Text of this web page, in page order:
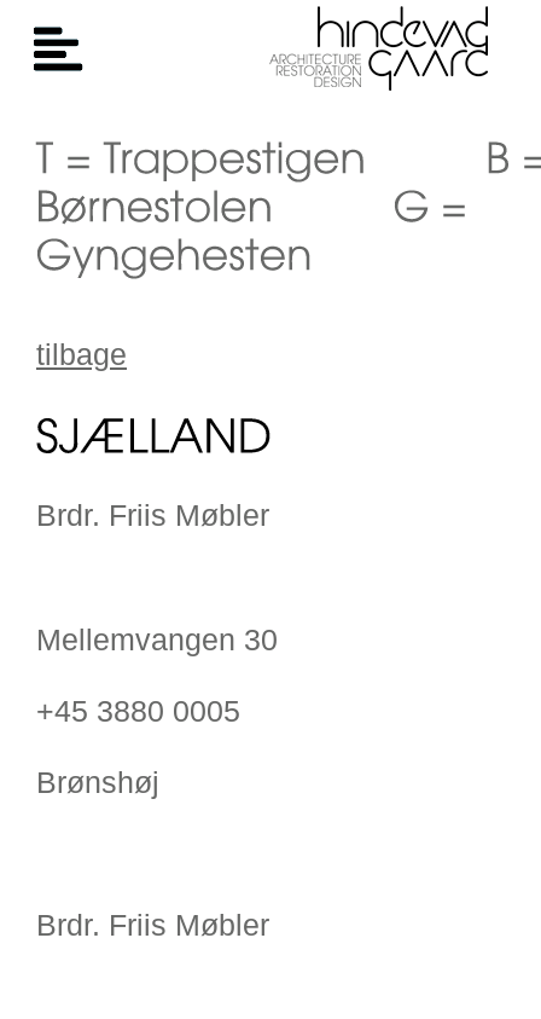
tilbage
Brdr. Friis Møbler
Mellemvangen 30
+45 3880 0005
Brønshøj
Brdr. Friis Møbler